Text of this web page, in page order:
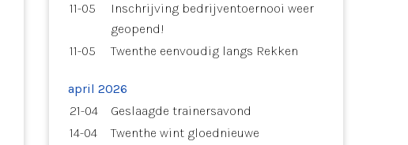
11-05
Inschrijving bedrijventoernooi weer
geopend!
11-05
Twenthe eenvoudig langs Rekken
april 2026
21-04
Geslaagde trainersavond
14-04
Twenthe wint gloednieuwe